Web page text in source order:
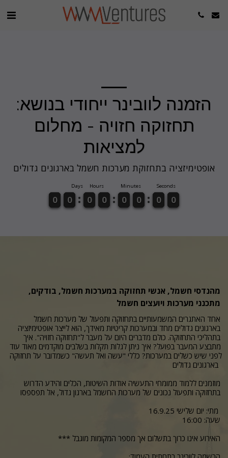
הזמנה לוובינר ייחודי בנושא:
תחזוקה חזויה - מחלום
למציאות
אופטימיזציה בתחזוקת מערכות חשמל בארגונים גדולים
Days
9
9
0
0 9
9
0
0
Hours
9
9
0
0 9
9
0
0
Minutes
9
9
0
0 9
9
0
0
Seconds
9
9
0
0 9
9
0
0
מתכנני מערכות ויועצים חשמל
בארגונים גדולים
בתחזוקה ותפעול נכונים של מערכות החשמל בארגון גדול, אל תפספסו
מתי: יום שלישי 16.9.25
שעה: 16:00
*** האירוע אינו כרוך בתשלום אך מספר המקומות מוגבל